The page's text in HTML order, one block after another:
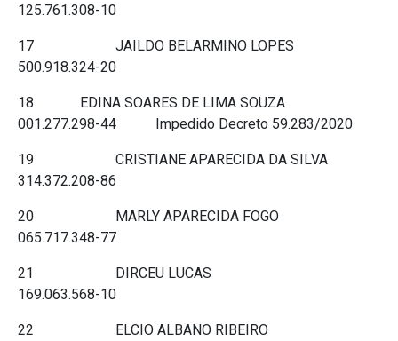
125.761.308-10
17 JAILDO BELARMINO LOPES
500.918.324-20
18 EDINA SOARES DE LIMA SOUZA
001.277.298-44 Impedido Decreto 59.283/2020
19 CRISTIANE APARECIDA DA SILVA
314.372.208-86
20 MARLY APARECIDA FOGO
065.717.348-77
21 DIRCEU LUCAS
169.063.568-10
22 ELCIO ALBANO RIBEIRO